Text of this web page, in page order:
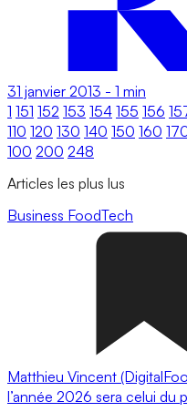
31 janvier 2013 - 1 min
1 151 152 153 154 155 156
110 120 130 140 150 160
100 200 248
Articles les plus lus
Business FoodTech
Matthieu Vincent
l’année 2026 sera celui du